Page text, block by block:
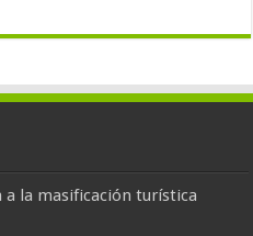
a la masificación turística